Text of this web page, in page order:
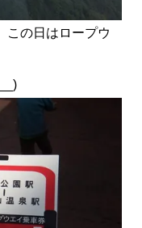
この日はロープウ